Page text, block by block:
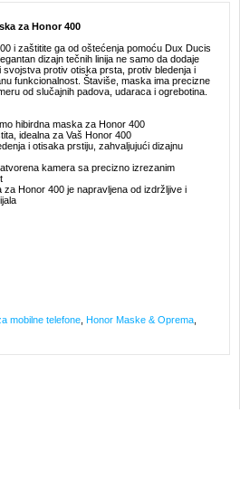
za Honor 400
i zaštitite ga od oštećenja pomoću Dux Ducis
dizajn tečnih linija ne samo da dodaje
svojstva protiv otiska prsta, protiv bledenja i
funkcionalnost. Štaviše, maska ima precizne
od slučajnih padova, udaraca i ogrebotina.
hibirdna maska za Honor 400
idealna za Vaš Honor 400
i otisaka prstiju, zahvaljujući dizajnu
kamera sa precizno izrezanim
Honor 400 je napravljena od izdržljive i
mobilne telefone Honor Maske & Oprema